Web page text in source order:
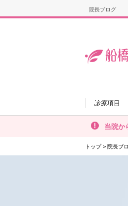
院長ブログ
診療項目
当院
トップ > 院長ブ